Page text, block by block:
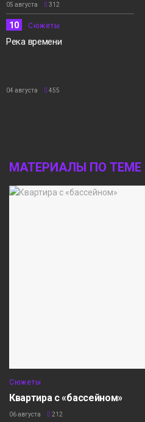
05 августа 312
10 Сюжеты
Река времени
04 августа 455
МАТЕРИАЛЫ ПО
Сюжеты
Квартира с «бассейном»
06 августа 212